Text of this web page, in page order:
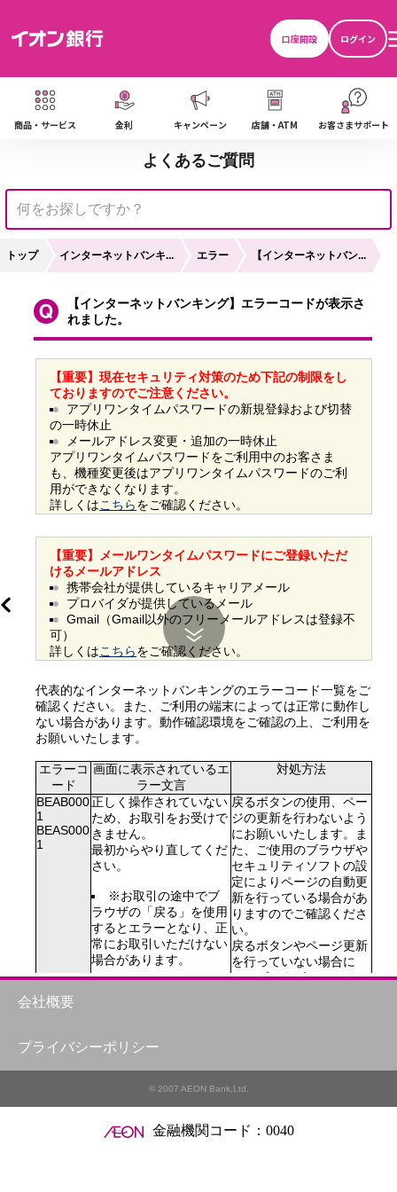
口座開設
ログイン
商品・サービス 金利 キャンペーン 店舗・ATM お客さまサポート
よくあるご質問
トップ インターネットバンキ... エラー 【インターネットバン...
【インターネットバンキング】エラーコードが表示さ
れました。
【重要】現在セキュリティ対策のため下記の制限をし
ておりますのでご注意ください。
アプリワンタイムパスワードの新規登録および切替
の一時休止
メールアドレス変更・追加の一時休止
アプリワンタイムパスワードをご利用中のお客さま
も、機種変更後はアプリワンタイムパスワードのご利
用ができなくなります。
詳しくはこちらをご確認ください。
【重要】メールワンタイムパスワードにご登録いただ
けるメールアドレス
携帯会社が提供しているキャリアメール
プロバイダが提供しているメール
Gmail（Gmail以外のフリーメールアドレスは登録不
可）
詳しくはこちらをご確認ください。
代表的なインターネットバンキングのエラーコード一覧をご
確認ください。また、ご利用の端末によっては正常に動作し
ない場合があります。動作確認環境をご確認の上、ご利用を
お願いいたします。
エラーコ
ード
画面に表示されているエ
ラー文言
対処方法
BEAB000
1
BEAS000
1
正しく操作されていない
ため、お取引をお受けで
きません。
最初からやり直してくだ
さい。
※お取引の途中でブ
ラウザの「戻る」を使用
するとエラーとなり、正
常にお取引いただけない
場合があります。
戻るボタンの使用、ペー
ジの更新を行わないよう
にお願いいたします。ま
た、ご使用のブラウザや
セキュリティソフトの設
定によりページの自動更
新を行っている場合があ
りますのでご確認くださ
い。
戻るボタンやページ更新
を行っていない場合に
は、ブラウザのcookiを
BEAB022
5
BEAS022
正しく操作されていない
ため、お取引をお受けで
きません。
最初からやり直してくだ
さい。
※お取引の途中でブ
にお願いいたします。ま
た、ご使用のブラウザや
セキュリティソフトの設
定によりページの自動更
新を行っている場合があ
会社概要
プライバシーポリシー
© 2007 AEON Bank,Ltd.
金融機関コード：0040